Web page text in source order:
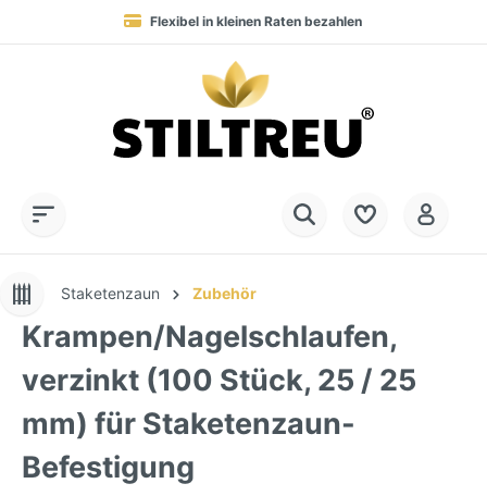
Flexibel in kleinen Raten bezahlen
Blitzversand in 1-2 Werktagen nach DE, AT & NL
+49 (0) 28 32 - 408 990 0
Dauerhaft hohe Warenverfügbarkeit
SSL-verschlüsselt online einkaufen
Staketenzaun Zubehör
Krampen/Nagelschlaufen,
verzinkt (100 Stück, 25 / 25
mm) für Staketenzaun-
Befestigung